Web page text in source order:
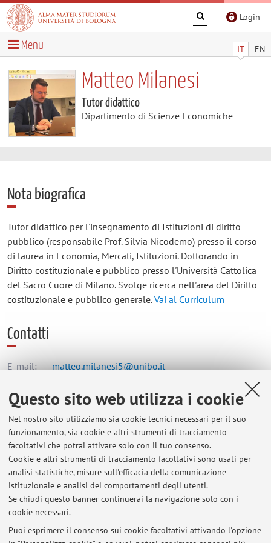
Questo sito web utilizza i cookie
Nel nostro sito utilizziamo sia cookie tecnici necessari per il suo
funzionamento, sia cookie e altri strumenti di tracciamento
facoltativi che potrai attivare solo con il tuo consenso.
Cookie e altri strumenti di tracciamento facoltativi sono usati per
analisi statistiche, misure sull'efficacia della comunicazione
istituzionale e analisi dei comportamenti degli utenti.
Se chiudi questo banner continuerai la navigazione solo con i
cookie necessari.
Puoi esprimere il consenso sui cookie facoltativi attivando l'opzione
Login
IT EN
Menu
Matteo Milanesi
Tutor didattico
Dipartimento di Scienze Economiche
Nota biografica
Tutor didattico per l'insegnamento di Istituzioni di diritto
pubblico (responsabile Prof. Silvia Nicodemo) presso il corso
di laurea in Economia, Mercati, Istituzioni. Dottorando in
Diritto costituzionale e pubblico presso l'Università Cattolica
del Sacro Cuore di Milano. Svolge ricerca nell'area del Diritto
costituzionale e pubblico generale.Vai al Curriculum
Contatti
E-mail: matteo.milanesi5@unibo.it
Dipartimento di Scienze Economiche
Piazza Scaravilli 2, Bologna -
Vai alla mappa
Orario di ricevimento
Si riceve previo appuntamento, da concordare via e-mail.